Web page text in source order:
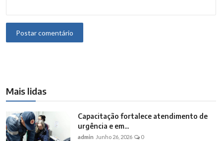
Postar comentário
Mais lidas
Capacitação fortalece atendimento de
urgência e em...
admin Junho 26, 2026 0